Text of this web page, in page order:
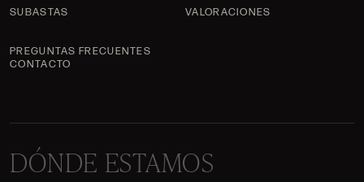
SUBASTAS
VALORACIONES
PREGUNTAS FRECUENTES
CONTACTO
DÓNDE ESTAMOS